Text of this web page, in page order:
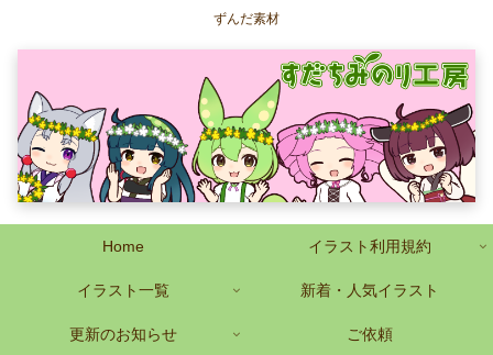
ずんだ素材
Home イラスト利用規約
イラスト一覧 新着・人気イラスト
更新のお知らせ ご依頼